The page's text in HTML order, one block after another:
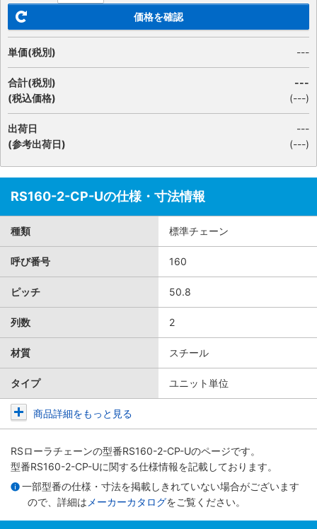
価格を確認
単価(税別) ---
合計(税別)
(税込価格)
---
(---)
出荷日
(参考出荷日)
---
(---)
RS160-2-CP-Uの仕様・寸法情報
種類 標準チェーン
呼び番号 160
ピッチ 50.8
列数 2
材質 スチール
タイプ ユニット単位
商品詳細をもっと見る
RSローラチェーンの型番RS160-2-CP-Uのページです。
型番RS160-2-CP-Uに関する仕様情報を記載しております。
一部型番の仕様・寸法を掲載しきれていない場合がございます
ので、詳細は メーカーカタログをご覧ください。